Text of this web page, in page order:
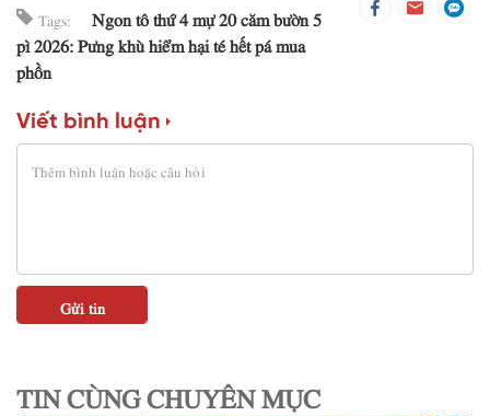
Tags:
Ngon tô thứ 4 mự 20 căm bườn 5
pì 2026: Pưng khù hiểm hại té hết pá mua
phồn
Viết bình luận
TIN CÙNG CHUYÊN MỤC